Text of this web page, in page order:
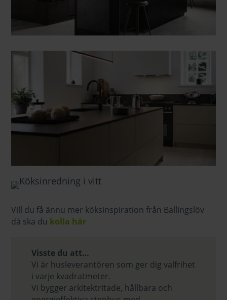
Vill du få ännu mer köksinspiration från Ballingslöv
då ska du kolla här
Visste du att…
Vi är husleverantören som ger dig valfrihet
i varje kvadratmeter.
Vi bygger arkitektritade, hållbara och